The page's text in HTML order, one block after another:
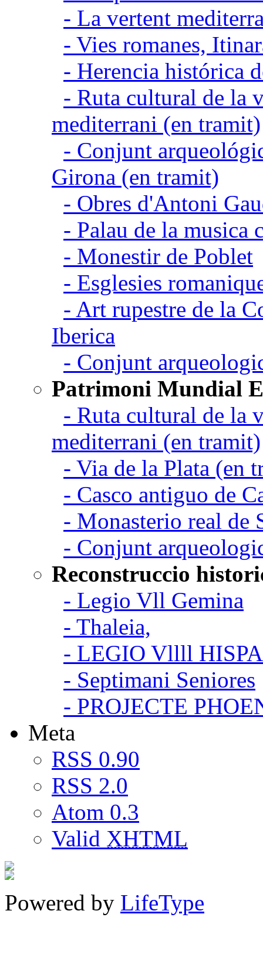
- La vertent
- Vies romanes,
- Herencia histórica
- Ruta cultural de la
mediterrani (en tramit)
- Conjunt
Girona (en tramit)
- Obres d'Antoni
- Palau de la musica
- Monestir de Poblet
- Esglesies
- Art rupestre de la
Iberica
- Conjunt
Patrimoni Mundial
- Ruta cultural de la
mediterrani (en tramit)
- Via de la Plata (en
- Casco antiguo de
- Monasterio real de
- Conjunt
Reconstruccio
- Legio Vll Gemina
- Thaleia,
- LEGIO Vllll
- Septimani Seniores
- PROJECTE
Meta
RSS 0.90
RSS 2.0
Atom 0.3
Valid XHTML
Powered by LifeType